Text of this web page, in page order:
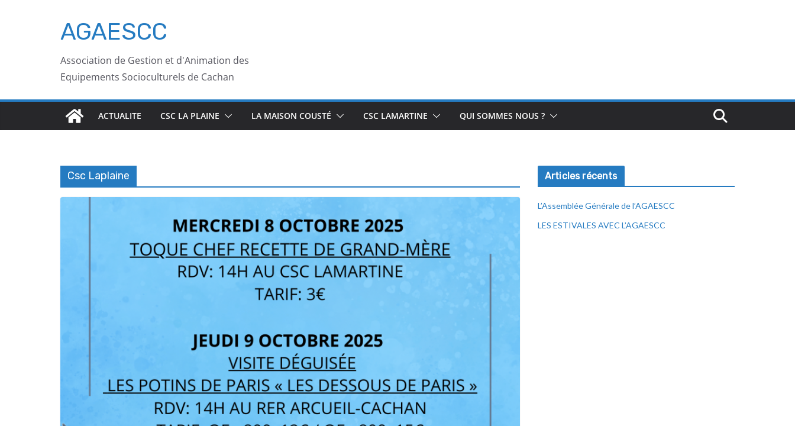
AGAESCC
Association de Gestion et d'Animation des
Equipements Socioculturels de Cachan
ACTUALITE CSC LA PLAINE LA MAISON COUSTÉ CSC LAMARTINE QUI SOMMES NOUS ?
Csc Laplaine Articles récents
L’Assemblée Générale de l’AGAESCC
LES ESTIVALES AVEC L’AGAESCC